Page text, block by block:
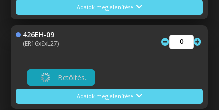
Adatok megjelenítése
426EH-09
(ER16x9xL27)
Betöltés...
Adatok megjelenítése